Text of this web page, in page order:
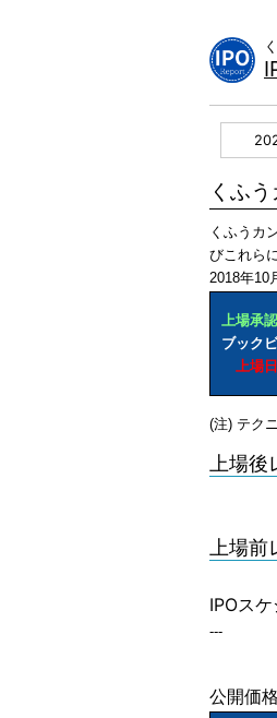
くふ
くふうカ
びこれら
2018年10
上場承
ブック
上場日
(注) テク
上場後
上場前
IPOス
---
公開価